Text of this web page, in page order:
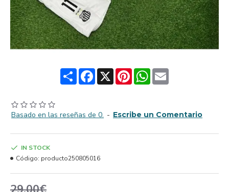
ShareFacebook
X PinterestWhatsApp
Email
Basado en las reseñas de 0. - Escribe un Comentario
IN STOCK
Código: producto250805016